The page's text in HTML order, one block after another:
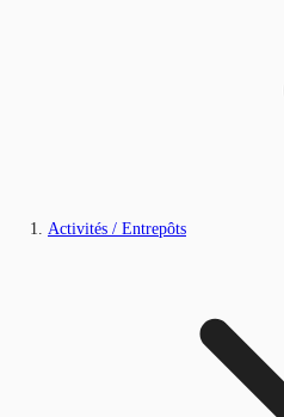
Activités / Entrepôts